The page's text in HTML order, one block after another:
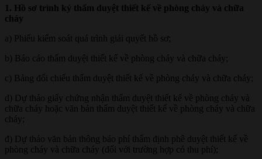
1. Hồ sơ trình ký thẩm duyệt thiết kế về phòng cháy và chữa
cháy
a) Phiếu kiểm soát quá trình giải quyết hồ sơ;
b) Báo cáo thẩm duyệt thiết kế về phòng cháy và chữa cháy;
c) Bảng đối chiếu thẩm duyệt thiết kế về phòng cháy và chữa cháy;
d) Dự thảo giấy chứng nhận thẩm duyệt thiết kế về phòng cháy và
chữa cháy hoặc văn bản thẩm duyệt thiết kế về phòng cháy và chữa
cháy;
đ) Dự thảo văn bản thông báo phí thẩm định phê duyệt thiết kế về
phòng cháy và chữa cháy (đối với trường hợp có thu phí);